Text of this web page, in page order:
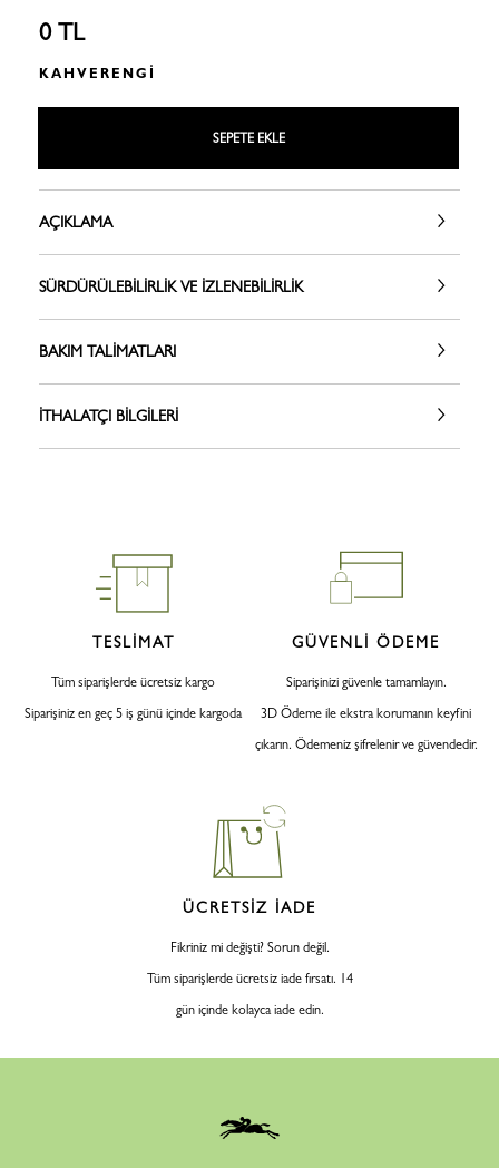
0 TL
KAHVERENGI
SEPETE EKLE
AÇIKLAMA
SÜRDÜRÜLEBILIRLIK VE İZLENEBILIRLIK
BAKIM TALIMATLARI
İTHALATÇI BILGILERI
TESLİMAT
Tüm siparişlerde ücretsiz kargo
Siparişiniz en geç 5 iş günü içinde kargoda
GÜVENLİ ÖDEME
Siparişinizi güvenle tamamlayın.
3D Ödeme ile ekstra korumanın keyfini
çıkarın. Ödemeniz şifrelenir ve güvendedir.
ÜCRETSİZ İADE
Fikriniz mi değişti? Sorun değil.
Tüm siparişlerde ücretsiz iade fırsatı. 14
gün içinde kolayca iade edin.